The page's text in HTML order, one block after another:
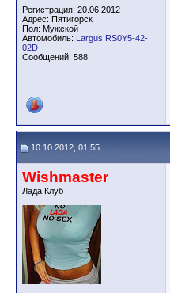
Регистрация: 20.06.2012
Адрес: Пятигорск
Пол: Мужской
Автомобиль: Largus RS0Y5-42-
02D
Сообщений: 588
10.10.2012, 01:55
Wishmaster
Лада Клуб